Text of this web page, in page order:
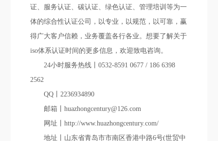
证、服务认证、碳认证、绿色认证、管理培训等为一
体的综合性认证公司，以专业，以规范，以可靠，赢
得广大客户信赖，业务覆盖各行各业。想要了解关于
iso体系认证时间的更多信息，欢迎致电咨询。
24小时服务热线丨0532-8591 0677 / 186 6398
2562
QQ丨2236934890
邮箱丨huazhongcentury@126.com
网址丨http://www.huazhongcentury.com/
地址丨山东省青岛市市南区香港中路6号(世贸中